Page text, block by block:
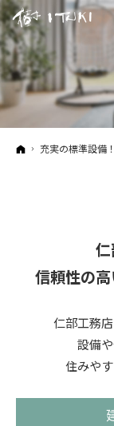
ホーム
充実の標準設備！
信頼性の
仁部工務
設備
住みや